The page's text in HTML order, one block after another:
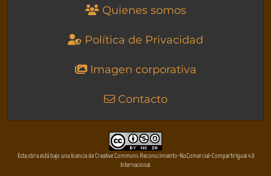
Quienes somos
Política de Privacidad
Imagen corporativa
Contacto
Esta obra está bajo una licencia de Creative Commons Reconocimiento-NoComercial-CompartirIgual 4.0
Internacional